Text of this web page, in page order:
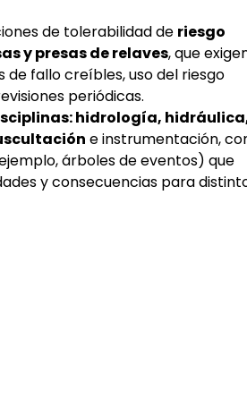
de tolerabilidad de riesgo
y presas de relaves, que
de fallo creíbles, uso del riesgo
periódicas.
hidrología,
e instrumentación,
árboles de eventos) que
y consecuencias para